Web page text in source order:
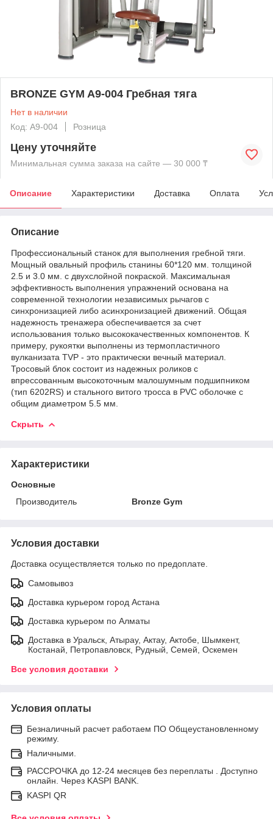
BRONZE GYM A9-004 Гребная тяга
Нет в наличии
Код: A9-004
Розница
Цену уточняйте
Минимальная сумма заказа на сайте — 30 000 ₸
Описание Характеристики Доставка Оплата
Описание
Профессиональный станок для выполнения гребной тяги.
Мощный овальный профиль станины 60*120 мм. толщиной
2.5 и 3.0 мм. с двухслойной покраской. Максимальная
эффективность выполнения упражнений основана на
современной технологии независимых рычагов с
синхронизацией либо асинхронизацией движений. Общая
надежность тренажера обеспечивается за счет
использования только высококачественных компонентов. К
примеру, рукоятки выполнены из термопластичного
вулканизата TVP - это практически вечный материал.
Тросовый блок состоит из надежных роликов с
впрессованным высокоточным малошумным подшипником
(тип 6202RS) и стального витого тросса в PVC оболочке с
общим диаметром 5.5 мм.
Скрыть
Характеристики
Основные
Производитель
Bronze Gym
Условия доставки
Доставка осуществляется только по предоплате.
Самовывоз
Доставка курьером город Астана
Доставка курьером по Алматы
Доставка в Уральск, Атырау, Актау, Актобе, Шымкент,
Костанай, Петропавловск, Рудный, Семей, Оскемен
Все условия доставки
Условия оплаты
Безналичный расчет работаем ПО Общеустановленному
режиму.
Наличными.
РАССРОЧКА до 12-24 месяцев без переплаты . Доступно
онлайн. Через KASPI BANK.
KASPI QR